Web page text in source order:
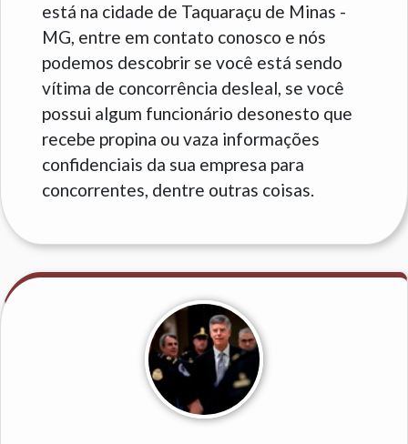
está na cidade de Taquaraçu de Minas -
MG, entre em contato conosco e nós
podemos descobrir se você está sendo
vítima de concorrência desleal, se você
possui algum funcionário desonesto que
recebe propina ou vaza informações
confidenciais da sua empresa para
concorrentes, dentre outras coisas.